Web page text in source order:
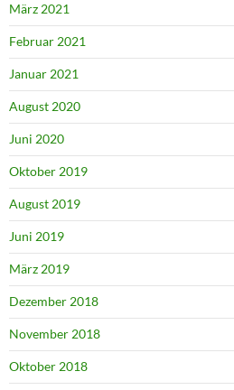
März 2021
Februar 2021
Januar 2021
August 2020
Juni 2020
Oktober 2019
August 2019
Juni 2019
März 2019
Dezember 2018
November 2018
Oktober 2018